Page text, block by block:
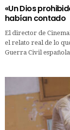
«Un Dios
habían contado
El director de
el relato real de lo
Guerra Civil